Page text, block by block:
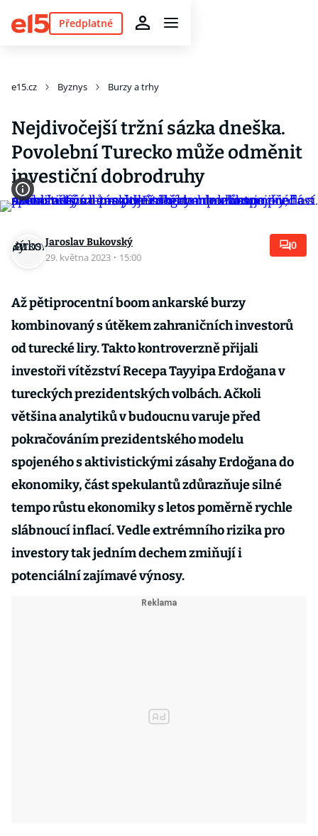
Předplatné
e15.cz Byznys Burzy a trhy
Nejdivočejší tržní sázka dneška.
Povolební Turecko může odměnit
investiční dobrodruhy
Jaroslav Bukovský
29. května 2023 · 15:00
0
Až pětiprocentní boom ankarské burzy
kombinovaný s útěkem zahraničních investorů
od turecké liry. Takto kontroverzně přijali
investoři vítězství Recepa Tayyipa Erdoğana v
tureckých prezidentských volbách. Ačkoli
většina analytiků v budoucnu varuje před
pokračováním prezidentského modelu
spojeného s aktivistickými zásahy Erdoğana do
ekonomiky, část spekulantů zdůrazňuje silné
tempo růstu ekonomiky s letos poměrně rychle
slábnoucí inflací. Vedle extrémního rizika pro
investory tak jedním dechem zmiňují i
potenciální zajímavé výnosy.